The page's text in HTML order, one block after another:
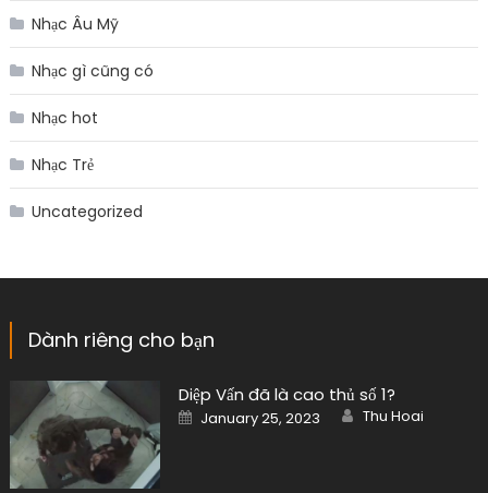
Nhạc Âu Mỹ
Nhạc gì cũng có
Nhạc hot
Nhạc Trẻ
Uncategorized
Dành riêng cho bạn
Diệp Vấn đã là cao thủ số 1?
Posted
on
January 25, 2023 Author
Thu Hoai